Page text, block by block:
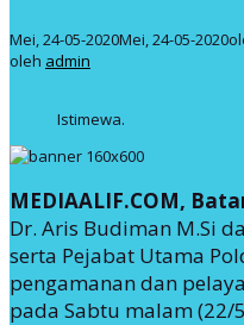
Mei, 24-05-2020Mei, 24-05-2020
oleh admin
Istimewa.
MEDIAALIF.COM,
Dr. Aris Budiman M.Si
serta Pejabat Utama
pengamanan dan
pada Sabtu malam (22/